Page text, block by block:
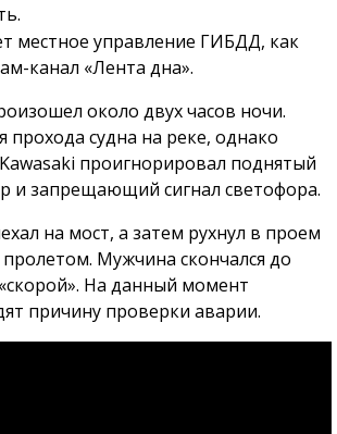
местное управление ГИБДД, как
канал «Лента дна».
около двух часов ночи.
прохода судна на реке, однако
проигнорировал поднятый
и запрещающий сигнал светофора.
на мост, а затем рухнул в проем
Мужчина скончался до
На данный момент
причину проверки аварии.